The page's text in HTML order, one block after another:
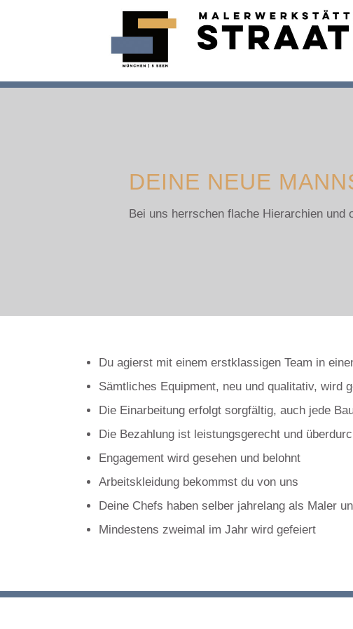
DEINE NEUE
Bei uns herrschen flache Hierarchien und
Du agierst mit einem erstklassigen Team in
Sämtliches Equipment, neu und qualitativ, wird
Die Einarbeitung erfolgt sorgfältig, auch jede
Die Bezahlung ist leistungsgerecht und
Engagement wird gesehen und belohnt
Arbeitskleidung bekommst du von uns
Deine Chefs haben selber jahrelang als Maler
Mindestens zweimal im Jahr wird gefeiert